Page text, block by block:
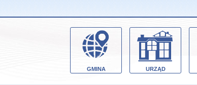
GMINA URZĄD